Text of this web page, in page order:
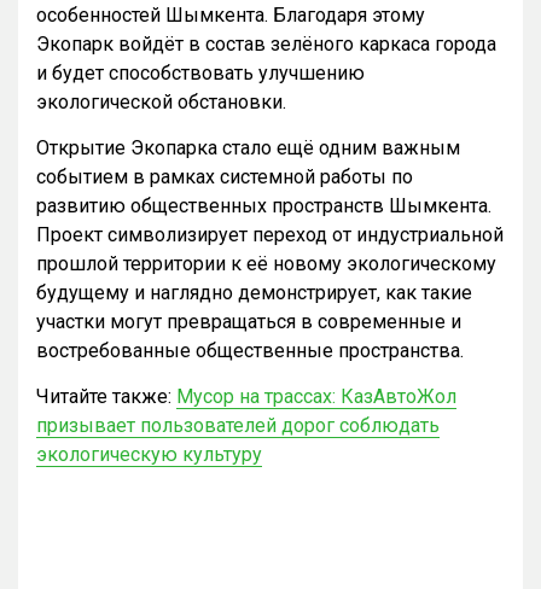
особенностей Шымкента. Благодаря этому
Экопарк войдёт в состав зелёного каркаса города
и будет способствовать улучшению
экологической обстановки.
Открытие Экопарка стало ещё одним важным
событием в рамках системной работы по
развитию общественных пространств Шымкента.
Проект символизирует переход от индустриальной
прошлой территории к её новому экологическому
будущему и наглядно демонстрирует, как такие
участки могут превращаться в современные и
востребованные общественные пространства.
Читайте также: Мусор на трассах: КазАвтоЖол
призывает пользователей дорог соблюдать
экологическую культуру